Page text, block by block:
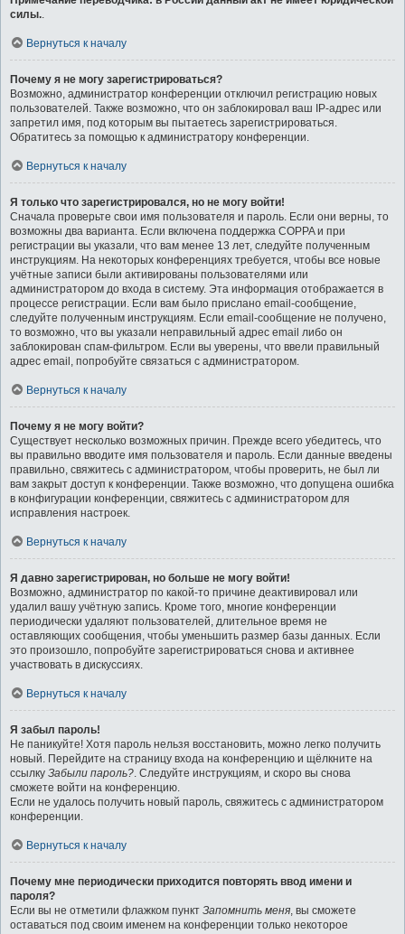
силы..
Вернуться к началу
Почему я не могу зарегистрироваться?
Возможно, администратор конференции отключил регистрацию новых
пользователей. Также возможно, что он заблокировал ваш IP-адрес или
запретил имя, под которым вы пытаетесь зарегистрироваться.
Обратитесь за помощью к администратору конференции.
Вернуться к началу
Я только что зарегистрировался, но не могу войти!
Сначала проверьте свои имя пользователя и пароль. Если они верны, то
возможны два варианта. Если включена поддержка COPPA и при
регистрации вы указали, что вам менее 13 лет, следуйте полученным
инструкциям. На некоторых конференциях требуется, чтобы все новые
учётные записи были активированы пользователями или
администратором до входа в систему. Эта информация отображается в
процессе регистрации. Если вам было прислано email-сообщение,
следуйте полученным инструкциям. Если email-сообщение не получено,
то возможно, что вы указали неправильный адрес email либо он
заблокирован спам-фильтром. Если вы уверены, что ввели правильный
адрес email, попробуйте связаться с администратором.
Вернуться к началу
Почему я не могу войти?
Существует несколько возможных причин. Прежде всего убедитесь, что
вы правильно вводите имя пользователя и пароль. Если данные введены
правильно, свяжитесь с администратором, чтобы проверить, не был ли
вам закрыт доступ к конференции. Также возможно, что допущена ошибка
в конфигурации конференции, свяжитесь с администратором для
исправления настроек.
Вернуться к началу
Я давно зарегистрирован, но больше не могу войти!
Возможно, администратор по какой-то причине деактивировал или
удалил вашу учётную запись. Кроме того, многие конференции
периодически удаляют пользователей, длительное время не
оставляющих сообщения, чтобы уменьшить размер базы данных. Если
это произошло, попробуйте зарегистрироваться снова и активнее
участвовать в дискуссиях.
Вернуться к началу
Я забыл пароль!
Не паникуйте! Хотя пароль нельзя восстановить, можно легко получить
новый. Перейдите на страницу входа на конференцию и щёлкните на
ссылку Забыли пароль?. Следуйте инструкциям, и скоро вы снова
сможете войти на конференцию.
Если не удалось получить новый пароль, свяжитесь с администратором
конференции.
Вернуться к началу
Почему мне периодически приходится повторять ввод имени и
пароля?
Если вы не отметили флажком пункт Запомнить меня, вы сможете
оставаться под своим именем на конференции только некоторое